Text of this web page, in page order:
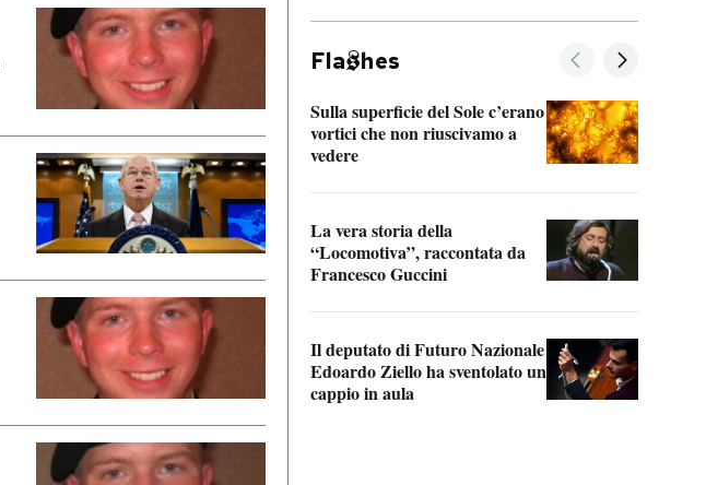
Fla hes
Sulla superficie del Sole c’erano
vortici che non riuscivamo a
vedere
La vera storia della
“Locomotiva”, raccontata da
Francesco Guccini
Il deputato di Futuro Nazionale
Edoardo Ziello ha sventolato un
cappio in aula